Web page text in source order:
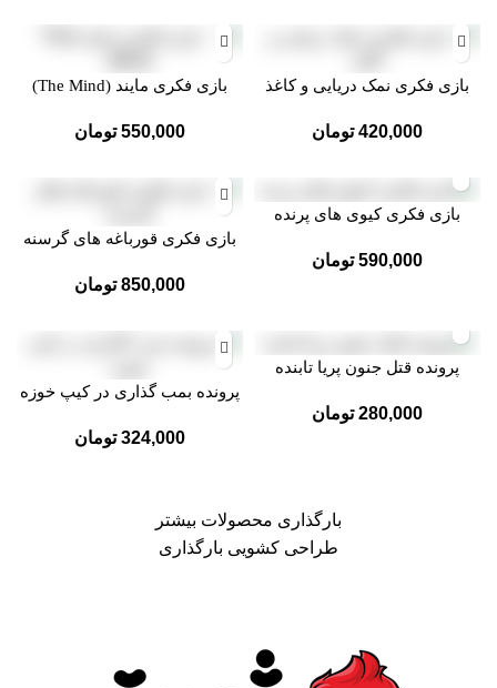
بازی فکری نمک دریایی و کاغذ
420,000 تومان
بازی فکری مایند (The Mind)
550,000 تومان
بازی فکری کیوی های پرنده
590,000 تومان
بازی فکری قورباغه های گرسنه
850,000 تومان
پرونده قتل جنون پریا تابنده
280,000 تومان
پرونده بمب گذاری در کیپ خوزه
324,000 تومان
بارگذاری محصولات بیشتر
طراحی کشویی بارگذاری